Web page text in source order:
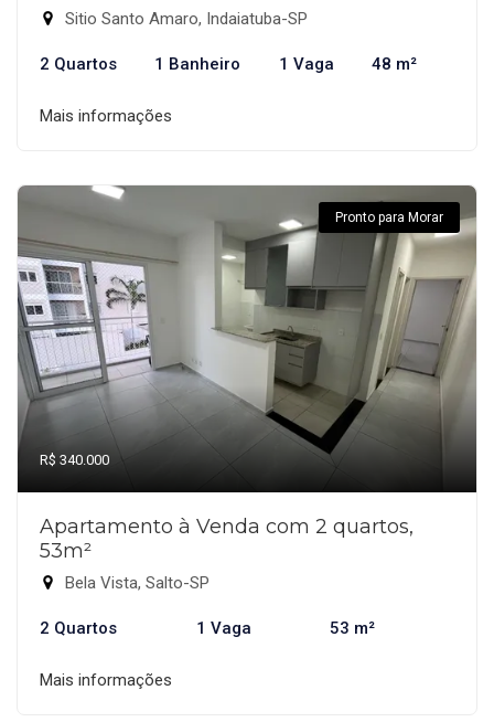
Sitio Santo Amaro, Indaiatuba-SP
2 Quartos 1 Banheiro 1 Vaga 48 m²
Mais informações
Pronto para Morar
R$ 340.000
Apartamento à Venda com 2 quartos,
53m²
Bela Vista, Salto-SP
2 Quartos 1 Vaga 53 m²
Mais informações